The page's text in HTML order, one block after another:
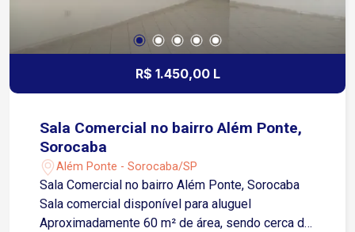
R$ 1.450,00 L
Sala Comercial no bairro Além Ponte,
Sorocaba
Além Ponte - Sorocaba/SP
Sala Comercial no bairro Além Ponte, Sorocaba
Sala comercial disponível para aluguel
Aproximadamente 60 m² de área, sendo cerca de